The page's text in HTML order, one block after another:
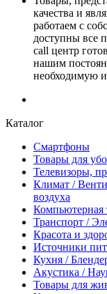
качества и
работаем с
доступны все
call центр
нашим
необходимую
Каталог
Смартфоны
Товары для
Телевизоры,
Климат /
воздуха
Компьютерная
Транспорт /
Красота и
Источники
Кухня /
Акустика /
Товары для